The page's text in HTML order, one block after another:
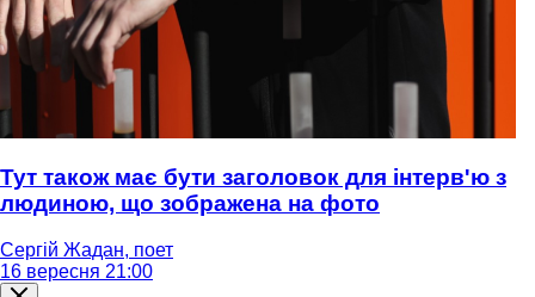
Тут також має бути заголовок для інтерв'ю з
людиною, що зображена на фото
Сергій Жадан, поет
16 вересня 21:00